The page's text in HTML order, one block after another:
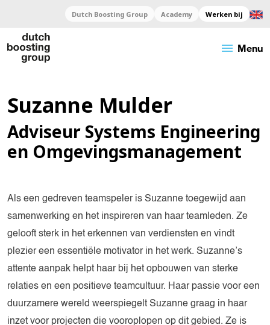
Dutch Boosting Group Academy Werken bij
menu Menu
Suzanne Mulder
Adviseur Systems Engineering
en Omgevingsmanagement
Als een gedreven teamspeler is Suzanne toegewijd aan
samenwerking en het inspireren van haar teamleden. Ze
gelooft sterk in het erkennen van verdiensten en vindt
plezier een essentiële motivator in het werk. Suzanne’s
attente aanpak helpt haar bij het opbouwen van sterke
relaties en een positieve teamcultuur. Haar passie voor een
duurzamere wereld weerspiegelt Suzanne graag in haar
inzet voor projecten die vooroplopen op dit gebied. Ze is